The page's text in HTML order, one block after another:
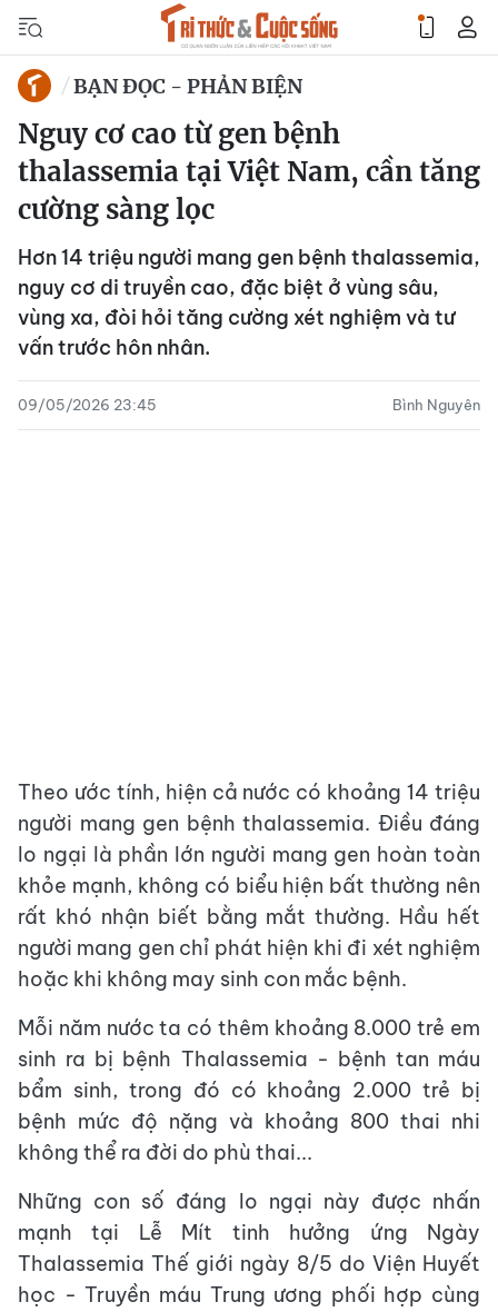
BẠN ĐỌC - PHẢN BIỆN
Nguy cơ cao từ gen bệnh
thalassemia tại Việt Nam, cần tăng
cường sàng lọc
Hơn 14 triệu người mang gen bệnh thalassemia,
nguy cơ di truyền cao, đặc biệt ở vùng sâu,
vùng xa, đòi hỏi tăng cường xét nghiệm và tư
vấn trước hôn nhân.
09/05/2026 23:45 Bình Nguyên
Theo ước tính, hiện cả nước có khoảng 14 triệu
người mang gen bệnh thalassemia. Điều đáng
lo ngại là phần lớn người mang gen hoàn toàn
khỏe mạnh, không có biểu hiện bất thường nên
rất khó nhận biết bằng mắt thường. Hầu hết
người mang gen chỉ phát hiện khi đi xét nghiệm
hoặc khi không may sinh con mắc bệnh.
Mỗi năm nước ta có thêm khoảng 8.000 trẻ em
sinh ra bị bệnh Thalassemia - bệnh tan máu
bẩm sinh, trong đó có khoảng 2.000 trẻ bị
bệnh mức độ nặng và khoảng 800 thai nhi
không thể ra đời do phù thai...
Những con số đáng lo ngại này được nhấn
mạnh tại Lễ Mít tinh hưởng ứng Ngày
Thalassemia Thế giới ngày 8/5 do Viện Huyết
học - Truyền máu Trung ương phối hợp cùng